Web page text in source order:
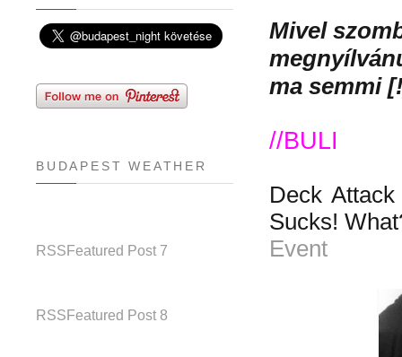
Mivel
ma semmi
//BULI
Deck
Sucks!
Event
BUDAPEST WEATHER
RSS Featured Post 7
RSS Featured Post 8